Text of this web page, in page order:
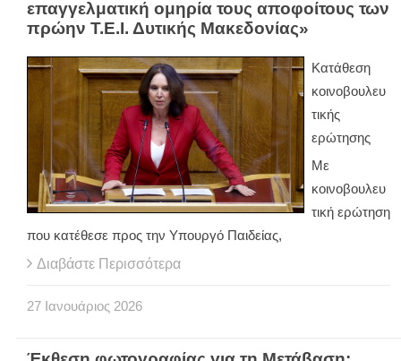
επαγγελματική ομηρία τους αποφοίτους των
πρώην Τ.Ε.Ι. Δυτικής Μακεδονίας»
Κατάθεση
κοινοβουλευ
τικής
ερώτησης
Με
κοινοβουλευ
τική ερώτηση
που κατέθεσε προς την Υπουργό Παιδείας,
Διαβάστε Περισσότερα
27 Ιανουάριος 2026